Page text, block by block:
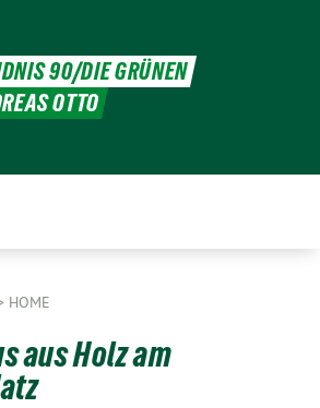
90/DIE GRÜNEN
OTTO
HOME
aus Holz am